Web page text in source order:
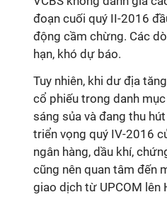
đoạn cuối quý II-2016
động cầm chừng. Các
hạn, khó dự báo.
Tuy nhiên, khi dư địa
cổ phiếu trong danh
sáng sủa và đang thu
triển vọng quý IV-2016
ngân hàng, dầu khí,
cũng nên quan tâm đến
giao dịch từ UPCOM lên